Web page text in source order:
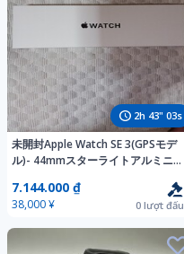
2h 43" 01s
未開封Apple Watch SE 3(GPSモデ
ル)- 44mmスターライトアルミニウ
ンド - M/L
7.144.000 ₫
38,000 ¥ 0 lượt đấu